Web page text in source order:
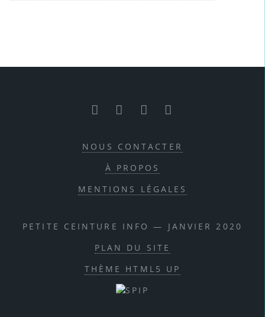
NOUS CONTACTER
À PROPOS
MENTIONS LÉGALES
PETITE CEINTURE INFO — JANVIER 2020
PLAN DU SITE
THÈME HTML5 UP